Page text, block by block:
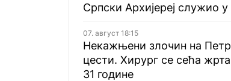
Српски Архијереј служио у
07. август 18:15
Некажњени злочин на
цести. Хирург се сећа
31 године